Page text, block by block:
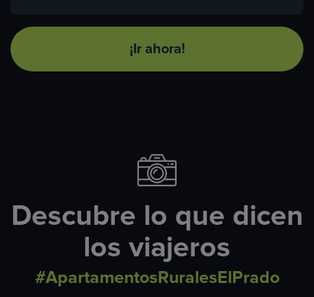
¡Ir ahora!
Descubre lo que dicen
los viajeros
#ApartamentosRuralesElPrado